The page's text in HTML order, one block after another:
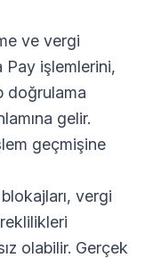
ve vergi
Pay işlemlerini,
doğrulama
gelir.
geçmişine
vergi
olabilir. Gerçek